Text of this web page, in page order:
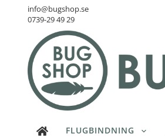
info@bugshop.se
0739-29 49 29
FLUGBINDNING